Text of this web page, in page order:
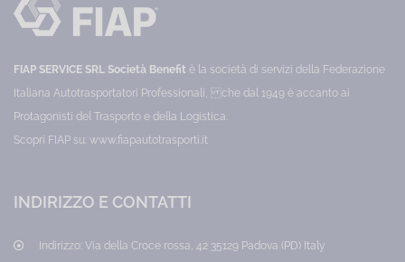
Stili
di
sani
tutela
della
salute
lavorativi
e
vita
privata.
Costituisce
di
Categoria:
e
non,
nelle
stoccaggio,
produzione,
cottura
(rinvenimento
prodotti
somministrazione/vendita.
Prezzo:
FIAP SERVICE SRL Società Benefit è la società di servizi della Federazione
Italiana Autotrasportatori Professionali, che dal 1949 è accanto ai
Protagonisti del Trasporto e della Logistica.
Scopri FIAP su: www.fiapautotrasporti.it
INDIRIZZO E CONTATTI
Indirizzo: Via della Croce rossa, 42 35129 Padova (PD) Italy